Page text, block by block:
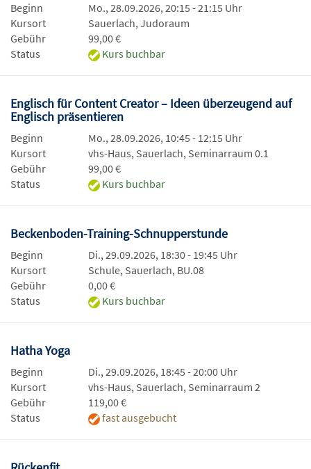
Beginn
Mo., 28.09.2026, 20:15 - 21:15 Uhr
Kursort
Sauerlach, Judoraum
Gebühr
99,00 €
Status
Kurs buchbar
Englisch für Content Creator – Ideen überzeugend auf
Englisch präsentieren
Beginn
Mo., 28.09.2026, 10:45 - 12:15 Uhr
Kursort
vhs-Haus, Sauerlach, Seminarraum 0.1
Gebühr
99,00 €
Status
Kurs buchbar
Beckenboden-Training-Schnupperstunde
Beginn
Di., 29.09.2026, 18:30 - 19:45 Uhr
Kursort
Schule, Sauerlach, BU.08
Gebühr
0,00 €
Status
Kurs buchbar
Hatha Yoga
Beginn
Di., 29.09.2026, 18:45 - 20:00 Uhr
Kursort
vhs-Haus, Sauerlach, Seminarraum 2
Gebühr
119,00 €
Status
fast ausgebucht